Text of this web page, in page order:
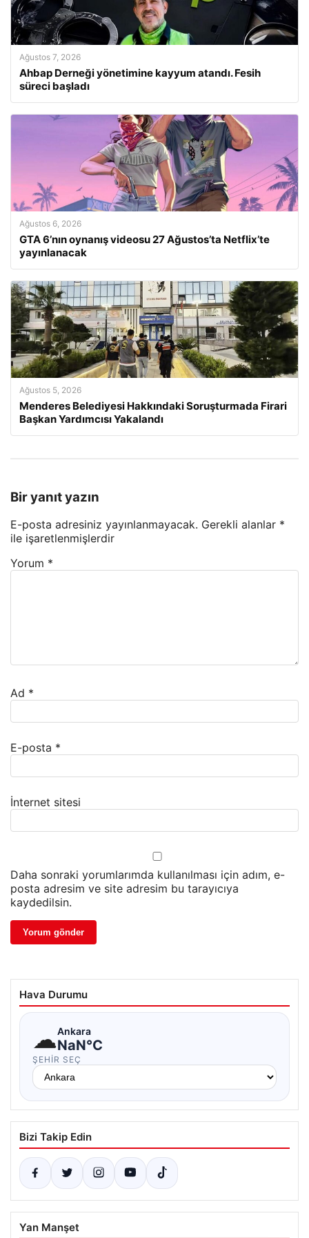
Ağustos 7, 2026
Ahbap Derneği yönetimine kayyum atandı. Fesih
süreci başladı
Ağustos 6, 2026
GTA 6’nın oynanış videosu 27 Ağustos’ta Netflix’te
yayınlanacak
Ağustos 5, 2026
Menderes Belediyesi Hakkındaki Soruşturmada Firari
Başkan Yardımcısı Yakalandı
Bir yanıt yazın
E-posta adresiniz yayınlanmayacak. Gerekli alanlar *
ile işaretlenmişlerdir
Yorum *
Ad *
E-posta *
İnternet sitesi
Daha sonraki yorumlarımda kullanılması için adım, e-
posta adresim ve site adresim bu tarayıcıya
kaydedilsin.
Hava Durumu
☁Ankara
NaN°C
ŞEHIR SEÇ
Bizi Takip Edin
Yan Manşet